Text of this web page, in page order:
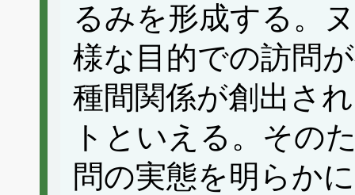
るみを形成する。
様な目的での訪問
種間関係が創出さ
トといえる。その
問の実態を明らか